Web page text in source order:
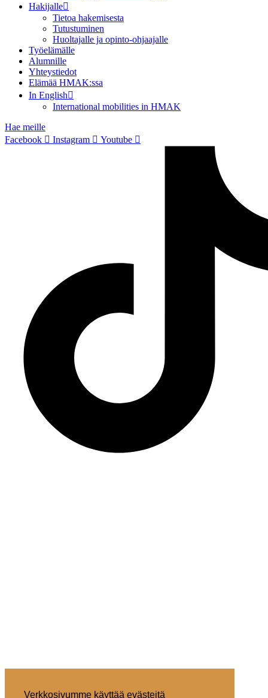
Verkkosivumme käyttää evästeitä
Hakijalle
Tietoa hakemisesta
Tutustuminen
Huoltajalle ja opinto-ohjaajalle
Työelämälle
Alumnille
Yhteystiedot
Elämää HMAK:ssa
In English
International mobilities in HMAK
Hae meille
Facebook
Instagram Youtube